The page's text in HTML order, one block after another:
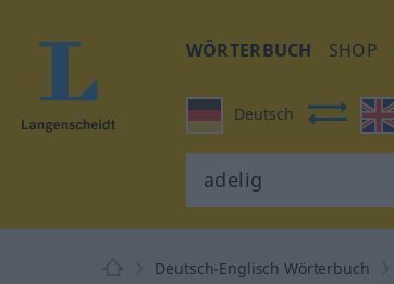
WÖRTERBUCH SHOP
Deutsch
Deutsch-Englisch Wörterbuch